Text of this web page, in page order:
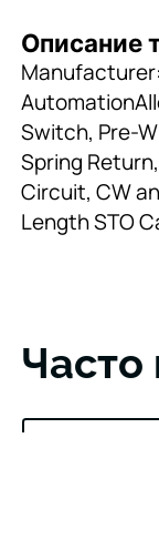
Описание
Switch, Pre-
Spring
Circuit, CW
Length STO